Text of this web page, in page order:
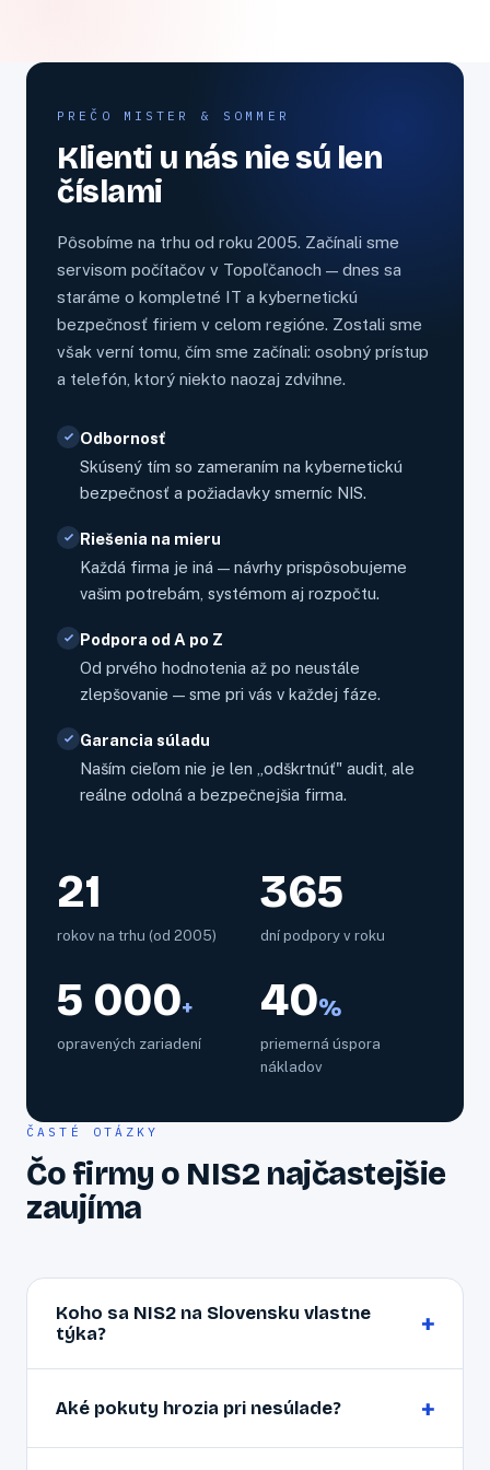
PREČO MISTER & SOMMER
Klienti u nás nie sú len
číslami
Pôsobíme na trhu od roku 2005. Začínali sme
servisom počítačov v Topoľčanoch — dnes sa
staráme o kompletné IT a kybernetickú
bezpečnosť firiem v celom regióne. Zostali sme
však verní tomu, čím sme začínali: osobný prístup
a telefón, ktorý niekto naozaj zdvihne.
Odbornosť
Skúsený tím so zameraním na kybernetickú
bezpečnosť a požiadavky smerníc NIS.
Riešenia na mieru
Každá firma je iná — návrhy prispôsobujeme
vašim potrebám, systémom aj rozpočtu.
Podpora od A po Z
Od prvého hodnotenia až po neustále
zlepšovanie — sme pri vás v každej fáze.
Garancia súladu
Naším cieľom nie je len „odškrtnúť" audit, ale
reálne odolná a bezpečnejšia firma.
21
rokov na trhu (od 2005)
365
dní podpory v roku
5 000+
opravených zariadení
40%
priemerná úspora
nákladov
ČASTÉ OTÁZKY
Čo firmy o NIS2 najčastejšie
zaujíma
Koho sa NIS2 na Slovensku vlastne
týka?
+
zamestnancov alebo 10 mil. € obratu) v
Aké pokuty hrozia pri nesúlade? +